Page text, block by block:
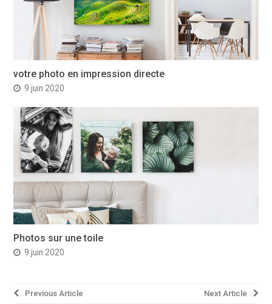
votre photo en impression directe
9 juin 2020
Photos sur une toile
9 juin 2020
Navigation
Next Article
Previous Article